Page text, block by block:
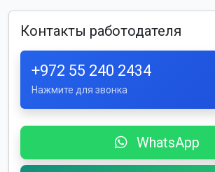
Контакты работодателя
+972 55 240 2434
Нажмите для звонка
WhatsApp